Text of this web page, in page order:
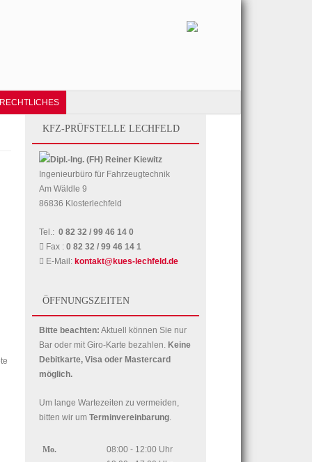
RECHTLICHES
KFZ-PRÜFSTELLE LECHFELD
Dipl.-Ing. (FH) Reiner Kiewitz
Ingenieurbüro für Fahrzeugtechnik
Am Wäldle 9
86836 Klosterlechfeld
Tel.: 0 82 32 / 99 46 14 0
Fax : 0 82 32 / 99 46 14 1
E-Mail: kontakt@kues-lechfeld.de
ÖFFNUNGSZEITEN
Bitte beachten: Aktuell können Sie nur
Bar oder mit Giro-Karte bezahlen. Keine
Debitkarte, Visa oder Mastercard
möglich.
Um lange Wartezeiten zu vermeiden,
bitten wir um Terminvereinbarung.
Mo.
08:00 - 12:00 Uhr